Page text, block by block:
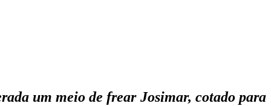
um meio de frear Josimar, cotado para